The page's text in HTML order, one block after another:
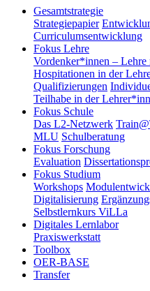
Gesamtstrategie
Strategiepapier
Curriculumsentwicklung
Fokus Lehre
Vordenker*innen – Lehre
Hospitationen in der
Qualifizierungen
Teilhabe in der
Fokus Schule
Das L2-Netzwerk
MLU Schulberatung
Fokus Forschung
Evaluation
Fokus Studium
Workshops
Digitalisierung
Selbstlernkurs ViLLa
Digitales Lernlabor
Praxiswerkstatt
Toolbox
OER-BASE
Transfer